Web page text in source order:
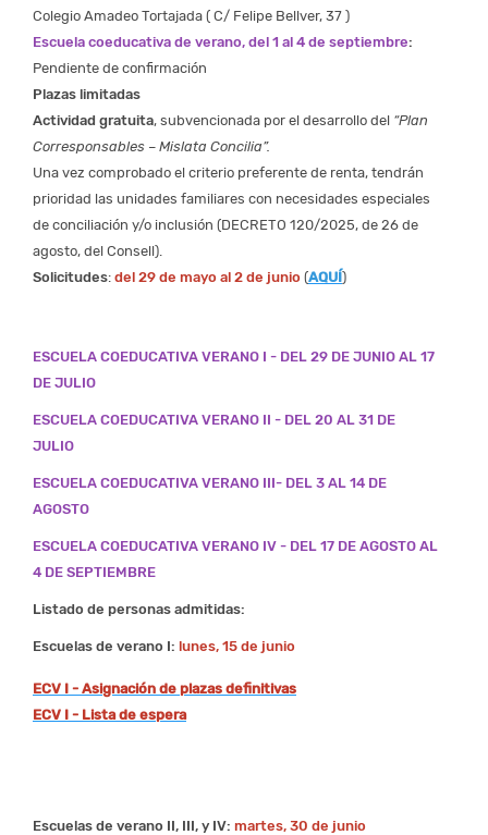
Colegio Amadeo Tortajada ( C/ Felipe Bellver, 37 )
Escuela coeducativa de verano, del 1 al 4 de septiembre:
Pendiente de confirmación
Plazas limitadas
Actividad gratuita, subvencionada por el desarrollo del “Plan
Corresponsables – Mislata Concilia”.
Una vez comprobado el criterio preferente de renta, tendrán
prioridad las unidades familiares con necesidades especiales
de conciliación y/o inclusión (DECRETO 120/2025, de 26 de
agosto, del Consell).
Solicitudes: del 29 de mayo al 2 de junio (AQUÍ)
ESCUELA COEDUCATIVA VERANO I - DEL 29 DE JUNIO AL 17
DE JULIO
ESCUELA COEDUCATIVA VERANO II - DEL 20 AL 31 DE
JULIO
ESCUELA COEDUCATIVA VERANO III- DEL 3 AL 14 DE
AGOSTO
ESCUELA COEDUCATIVA VERANO IV - DEL 17 DE AGOSTO AL
4 DE SEPTIEMBRE
Listado de personas admitidas:
Escuelas de verano I: lunes, 15 de junio
ECV I - Asignación de plazas definitivas
ECV I - Lista de espera
Escuelas de verano II, III, y IV: martes, 30 de junio